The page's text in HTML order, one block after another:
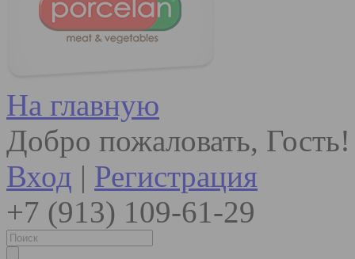
На главную
Добро пожаловать, Гость!
Вход | Регистрация
+7 (913) 109-61-29